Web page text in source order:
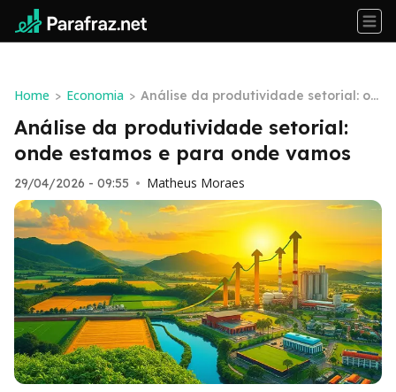
Home > Economia > Análise da produtividade setorial: on
de estamos e para onde vamos
Análise da produtividade setorial:
onde estamos e para onde vamos
29/04/2026 - 09:55 • Matheus Moraes